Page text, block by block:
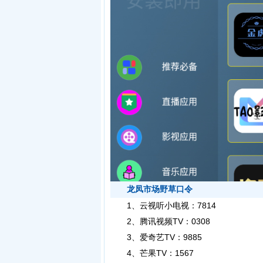
龙凤市场野草口令
1、云视听小电视：7814
2、腾讯视频TV：0308
3、爱奇艺TV：9885
4、芒果TV：1567